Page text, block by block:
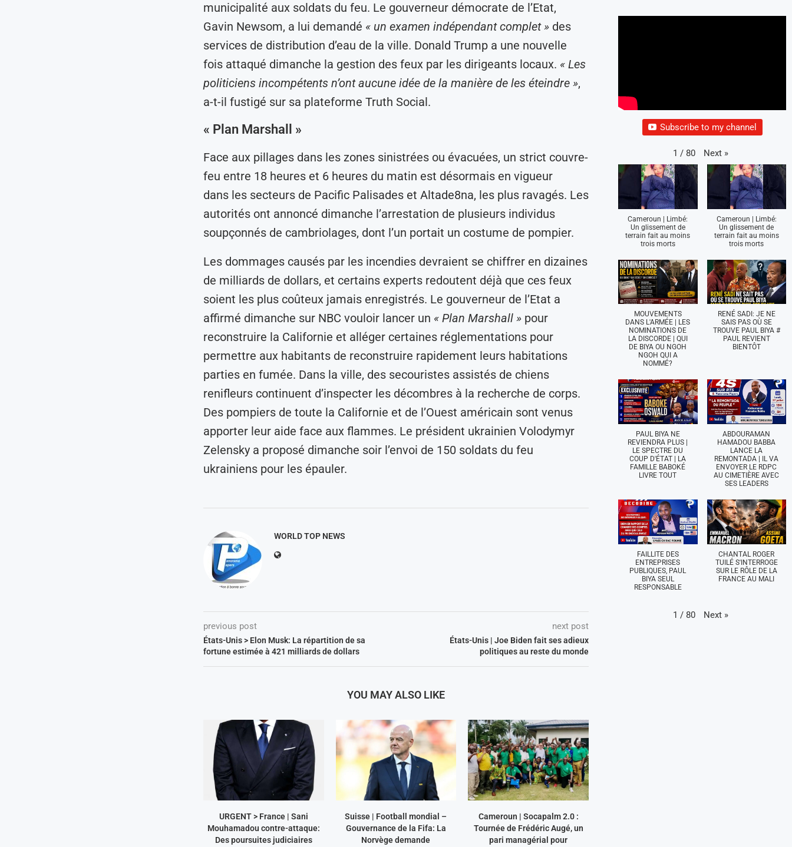
municipalité aux soldats du feu. Le gouverneur démocrate de l’Etat,
Gavin Newsom, a lui demandé « un examen indépendant complet »des
services de distribution d’eau de la ville. Donald Trump a une nouvelle
fois attaqué dimanche la gestion des feux par les dirigeants locaux. « Les
politiciens incompétents n’ont aucune idée de la manière de les éteindre »,
a-t-il fustigé sur sa plateforme Truth Social.
« Plan Marshall »
Face aux pillages dans les zones sinistrées ou évacuées, un strict couvre-
feu entre 18 heures et 6 heures du matin est désormais en vigueur
dans les secteurs de Pacific Palisades et Altade8na, les plus ravagés. Les
autorités ont annoncé dimanche l’arrestation de plusieurs individus
soupçonnés de cambriolages, dont l’un portait un costume de pompier.
Les dommages causés par les incendies devraient se chiffrer en dizaines
de milliards de dollars, et certains experts redoutent déjà que ces feux
soient les plus coûteux jamais enregistrés. Le gouverneur de l’Etat a
affirmé dimanche sur NBC vouloir lancer un « Plan Marshall »pour
reconstruire la Californie et alléger certaines réglementations pour
permettre aux habitants de reconstruire rapidement leurs habitations
parties en fumée. Dans la ville, des secouristes assistés de chiens
renifleurs continuent d’inspecter les décombres à la recherche de corps.
Des pompiers de toute la Californie et de l’Ouest américain sont venus
apporter leur aide face aux flammes. Le président ukrainien Volodymyr
Zelensky a proposé dimanche soir l’envoi de 150 soldats du feu
ukrainiens pour les épauler.
WORLD TOP NEWS
previous post
États-Unis > Elon Musk: La répartition de sa
fortune estimée à 421 milliards de dollars
next post
États-Unis | Joe Biden fait ses adieux
politiques au reste du monde
YOU MAY ALSO LIKE
URGENT > France | Sani
Mouhamadou contre-attaque:
Des poursuites judiciaires
Suisse | Football mondial –
Gouvernance de la Fifa: La
Norvège demande
Cameroun | Socapalm 2.0 :
Tournée de Frédéric Augé, un
pari managérial pour
Subscribe to my channel
1 / 80 Next »
Cameroun | Limbé:
Un glissement de
terrain fait au moins
trois morts
Cameroun | Limbé:
Un glissement de
terrain fait au moins
trois morts
MOUVEMENTS
DANS L'ARMÉE | LES
NOMINATIONS DE
LA DISCORDE | QUI
DE BIYA OU NGOH
NGOH QUI A
NOMMÉ?
RENÉ SADI: JE NE
SAIS PAS OÙ SE
TROUVE PAUL BIYA #
PAUL REVIENT
BIENTÔT
PAUL BIYA NE
REVIENDRA PLUS |
LE SPECTRE DU
COUP D'ÉTAT | LA
FAMILLE BABOKÉ
LIVRE TOUT
ABDOURAMAN
HAMADOU BABBA
LANCE LA
REMONTADA | IL VA
ENVOYER LE RDPC
AU CIMETIÈRE AVEC
SES LEADERS
FAILLITE DES
ENTREPRISES
PUBLIQUES, PAUL
BIYA SEUL
RESPONSABLE
CHANTAL ROGER
TUILÉ S'INTERROGE
SUR LE RÔLE DE LA
FRANCE AU MALI
1 / 80 Next »